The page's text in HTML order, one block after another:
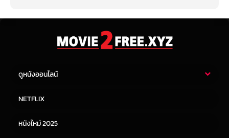
ดูหนังออนไลน์
หนังจีน
NETFLIX
หนังใหม่ 2025